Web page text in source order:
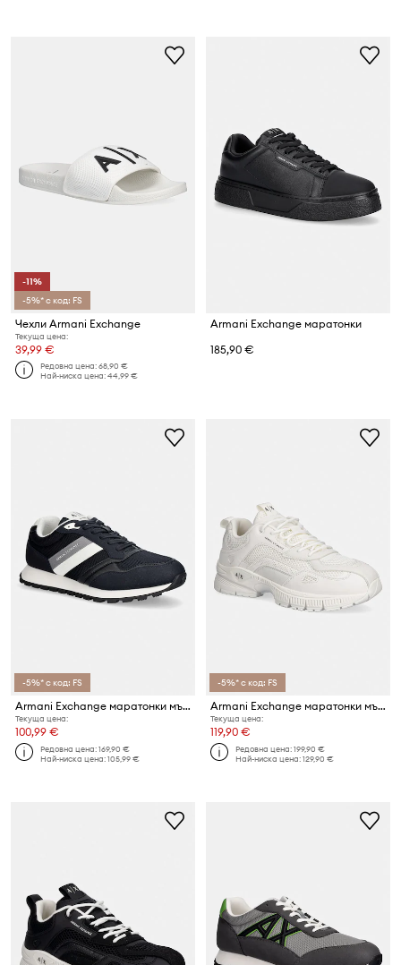
-11%
-5%* с код: FS
Чехли Armani Exchange
Текуща цена:
39,99 €
Редовна цена:68,90 €
Най-ниска цена:44,99 €
Armani Exchange маратонки
185,90 €
-5%* с код: FS
Armani Exchange маратонки мъжки
Текуща цена:
100,99 €
Редовна цена:169,90 €
Най-ниска цена:105,99 €
-5%* с код: FS
Armani Exchange маратонки мъжки
Текуща цена:
119,90 €
Редовна цена:199,90 €
Най-ниска цена:129,90 €